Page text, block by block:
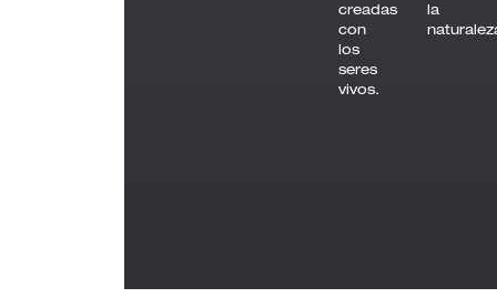
creadas
con
los
seres
vivos.
la